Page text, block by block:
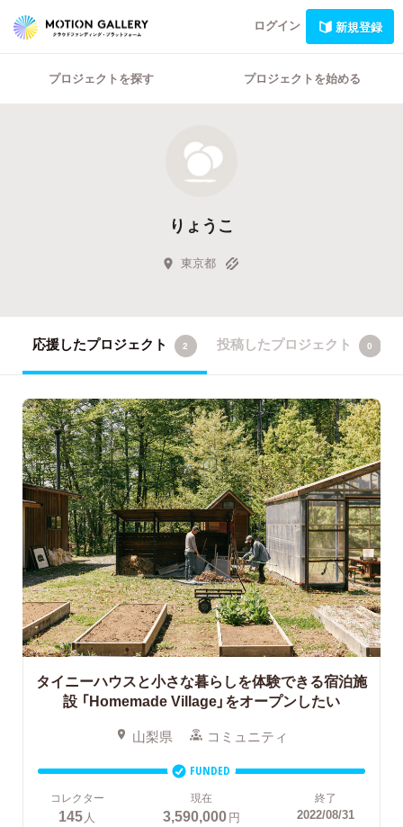
ログイン 新規登録
プロジェクトを探す プロジェクトを始める
りょうこ
東京都
応援したプロジェクト 2 投稿したプロジェクト 0
タイニーハウスと小さな暮らしを体験できる宿泊施
設 「Homemade Village」をオープンしたい
山梨県 コミュニティ
FUNDED
コレクター
145 人
現在
3,590,000円
終了
2022/08/31